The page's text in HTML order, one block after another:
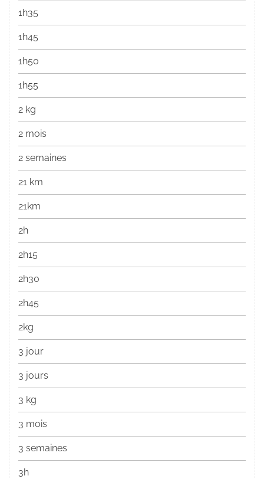
1h35
1h45
1h50
1h55
2 kg
2 mois
2 semaines
21 km
21km
2h
2h15
2h30
2h45
2kg
3 jour
3 jours
3 kg
3 mois
3 semaines
3h